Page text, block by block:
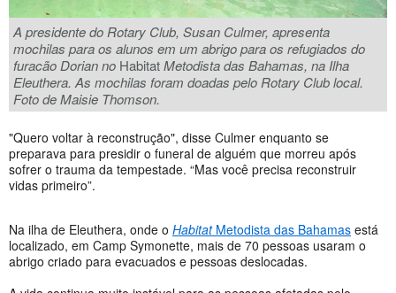
A presidente do Rotary Club, Susan Culmer, apresenta
mochilas para os alunos em um abrigo para os refugiados do
furacão Dorian no HabitatMetodista das Bahamas, na Ilha
Eleuthera. As mochilas foram doadas pelo Rotary Club local.
Foto de Maisie Thomson.
"Quero voltar à reconstrução", disse Culmer enquanto se
preparava para presidir o funeral de alguém que morreu após
sofrer o trauma da tempestade. “Mas você precisa reconstruir
vidas primeiro”.
Na ilha de Eleuthera, onde o HabitatMetodista das Bahamas está
localizado, em Camp Symonette, mais de 70 pessoas usaram o
abrigo criado para evacuados e pessoas deslocadas.